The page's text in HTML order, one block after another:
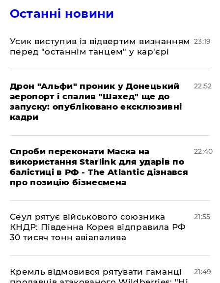
Останні новини
​Усик виступив із відвертим визнанням
перед "останнім танцем" у кар'єрі
23:19
​Дрон "Альфи" проник у Донецький
аеропорт і спалив "Шахед" ще до
запуску: опубліковано ексклюзивні
кадри
22:52
​Спроби переконати Маска на
використання Starlink для ударів по
балістиці в РФ - The Atlantic дізнався
про позицію бізнесмена
22:40
​Сеул рятує військового союзника
КНДР: Південна Корея відправила РФ
30 тисяч тонн авіапалива
21:55
​Кремль відмовився рятувати гаманці
21:49